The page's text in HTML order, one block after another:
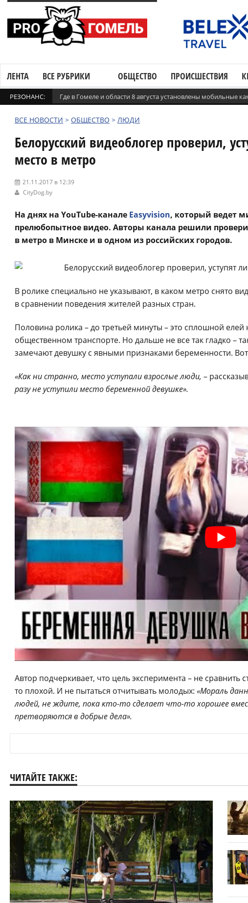
ЛЕНТА ВСЕ РУБРИКИ ОБЩЕСТВО ПРОИСШЕСТВИЯ
РЕЗОНАНС: Где в Гомеле и области 8 августа установлены мобильные
ВСЕ НОВОСТИ > ОБЩЕСТВО > ЛЮДИ
Белорусский видеоблогер проверил,
место в метро
21.11.2017 в 12:39
CityDog.by
На днях на YouTube-канале Easyvision, который ведет
прелюбопытное видео. Авторы канала решили
в метро в Минске и в одном из российских городов.
В ролике специально не указывают, в каком метро снято
в сравнении поведения жителей разных стран.
Половина ролика – до третьей минуты – это сплошной елей
общественном транспорте. Но дальше не все так гладко –
замечают девушку с явными признаками беременности.
«Как ни странно, место уступали взрослые люди, –
разу не уступили место беременной девушке».
Автор подчеркивает, что цель эксперимента – не сравнить
то плохой. И не пытаться отчитывать молодых: «Мораль
людей, не ждите, пока кто-то сделает что-то хорошее
претворяются в добрые дела».
ЧИТАЙТЕ ТАКЖЕ: